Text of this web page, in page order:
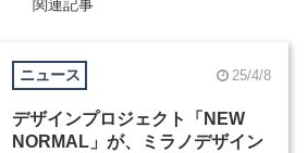
関連記事
ニュース 25/4/8
デザインプロジェクト「NEW
NORMAL」が、ミラノデザイン